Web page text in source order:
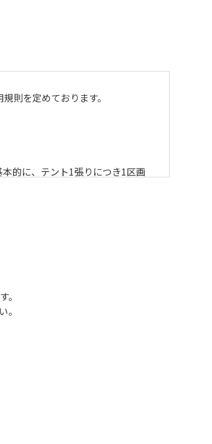
則を定めております。
的に、テント1張りにつき1区画
用人数が増えた場合は、必ず
り使用の方及び午前７時30分前
、過去にも増水により人が流
濁り始めたときには直ちに川原
。
。